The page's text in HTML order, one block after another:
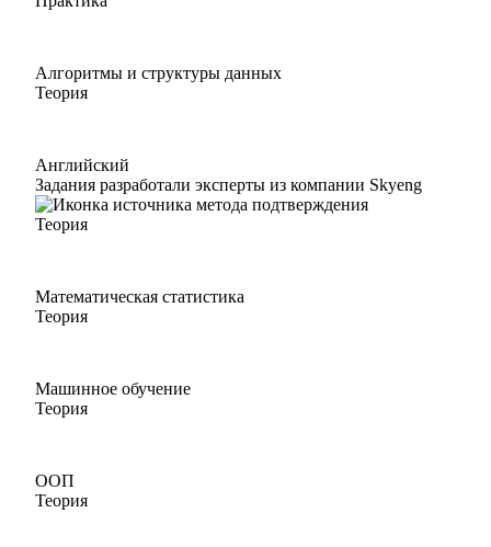
Алгоритмы и структуры данных
Теория
Английский
Задания разработали эксперты из компании Skyeng
Теория
Математическая статистика
Теория
Машинное обучение
Теория
ООП
Теория